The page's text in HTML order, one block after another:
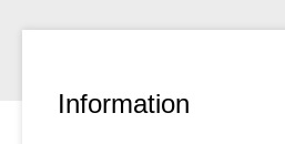
Information